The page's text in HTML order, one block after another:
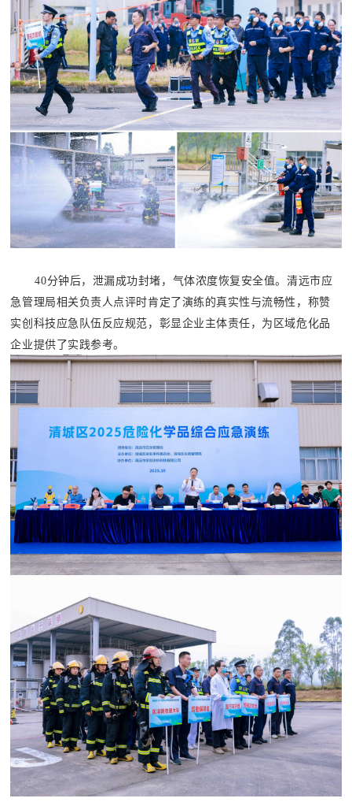
40分钟后，泄漏成功封堵，气体浓度恢复安全值。清远市应
急管理局相关负责人点评时肯定了演练的真实性与流畅性，称赞
实创科技应急队伍反应规范，彰显企业主体责任，为区域危化品
企业提供了实践参考。